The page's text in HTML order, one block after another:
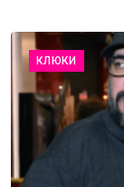
КЛЮКИ